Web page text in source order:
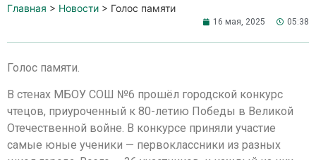
Главная > Новости > Голос памяти
16 мая, 2025 05:38
Голос памяти.
В стенах МБОУ СОШ №6 прошёл городской конкурс
чтецов, приуроченный к 80-летию Победы в Великой
Отечественной войне. В конкурсе приняли участие
самые юные ученики — первоклассники из разных